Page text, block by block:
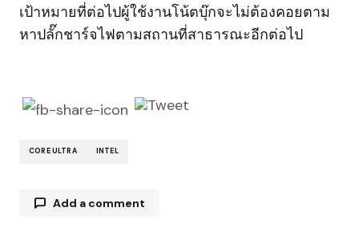
เป้าหมายที่ต่อไปผู้ใช้งานโน้ตบุ๊กจะไม่ต้องคอยตาม
หาปลั๊กชาร์จไฟตามสถานที่สาธารณะอีกต่อไป
CORE ULTRA INTEL
Add a comment